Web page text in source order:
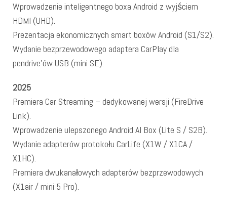
Wprowadzenie inteligentnego boxa Android z wyjściem
HDMI (UHD).
Prezentacja ekonomicznych smart boxów Android (S1/S2).
Wydanie bezprzewodowego adaptera CarPlay dla
pendrive’ów USB (mini SE).
2025
Premiera Car Streaming – dedykowanej wersji (FireDrive
Link).
Wprowadzenie ulepszonego Android AI Box (Lite S / S2B).
Wydanie adapterów protokołu CarLife (X1W / X1CA /
X1HC).
Premiera dwukanałowych adapterów bezprzewodowych
(X1air / mini 5 Pro).